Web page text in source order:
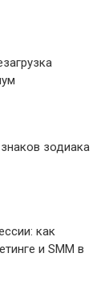
зодиака
как
и SMM в